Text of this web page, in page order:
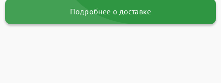
Подробнее о доставке